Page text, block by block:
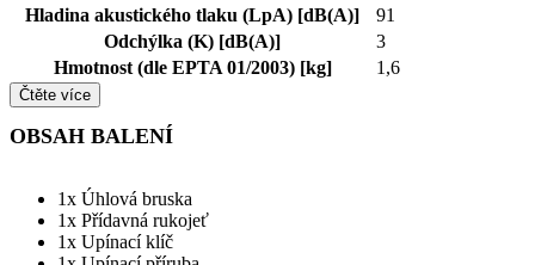
Hladina akustického tlaku (LpA) [dB(A)]
91
Odchýlka (K) [dB(A)]
3
Hmotnost (dle EPTA 01/2003) [kg]
1,6
Čtěte více
OBSAH BALENÍ
1x Úhlová bruska
1x Přídavná rukojeť
1x Upínací klíč